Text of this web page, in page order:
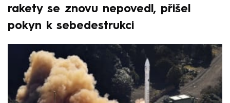
rakety se znovu nepovedl, přišel
pokyn k sebedestrukci